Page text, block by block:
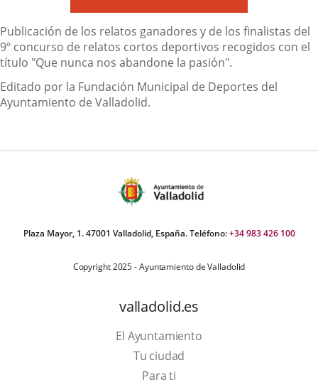
Descripción
Publicación de los relatos ganadores y de los finalistas del
9º concurso de relatos cortos deportivos recogidos con el
título "Que nunca nos abandone la pasión".
Editado por la Fundación Municipal de Deportes del
Ayuntamiento de Valladolid.
Plaza Mayor, 1. 47001 Valladolid, España. Teléfono:+34 983 426 100
Copyright 2025 - Ayuntamiento de Valladolid
valladolid.es
El Ayuntamiento
Tu ciudad
Para ti